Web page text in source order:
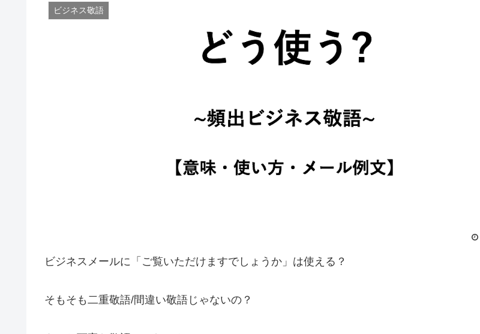
ビジネス敬語
ビジネスメールに「ご覧いただけますでしょうか」は使える？
そもそも二重敬語/間違い敬語じゃないの？